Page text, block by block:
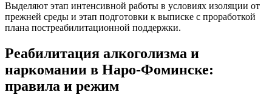
Выделяют этап интенсивной работы в условиях изоляции от
прежней среды и этап подготовки к выписке с проработкой
плана постреабилитационной поддержки.
Реабилитация алкоголизма и
наркомании в Наро-Фоминске:
правила и режим